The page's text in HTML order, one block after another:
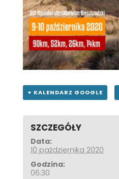
+ KALENDARZ GOOGLE
SZCZEGÓŁY
Data:
10 października 2020
Godzina:
06:30